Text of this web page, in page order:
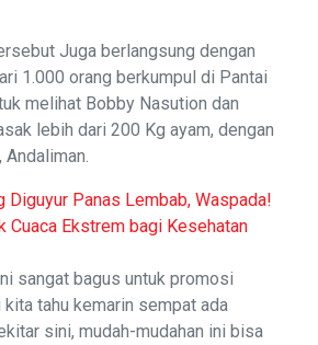
Juga berlangsung dengan
1.000 orang berkumpul di Pantai
melihat Bobby Nasution dan
lebih dari 200 Kg ayam, dengan
Diguyur Panas Lembab, Waspada!
Cuaca Ekstrem bagi Kesehatan
sangat bagus untuk promosi
tahu kemarin sempat ada
sini, mudah-mudahan ini bisa